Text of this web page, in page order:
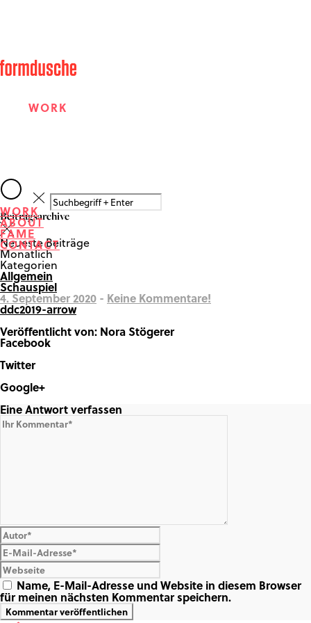
WORK
FAME
CONTACT
WORK
ABOUT
FAME
CONTACT
Beitragsarchive
Neueste Beiträge
Monatlich
Kategorien
Allgemein
Schauspiel
4. September 2020 - Keine Kommentare!
ddc2019-arrow
Veröffentlicht von: Nora Stögerer
Facebook
Twitter
Google+
Share on Google+
Eine Antwort verfassen
Name, E-Mail-Adresse und Website in diesem Browser
für meinen nächsten Kommentar speichern.